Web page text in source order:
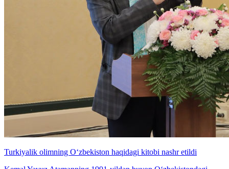
Turkiyalik olimning O‘zbekiston haqidagi kitobi nashr etildi